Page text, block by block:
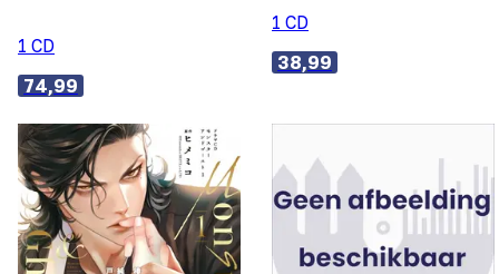
1 CD
74,99
1 CD
38,99